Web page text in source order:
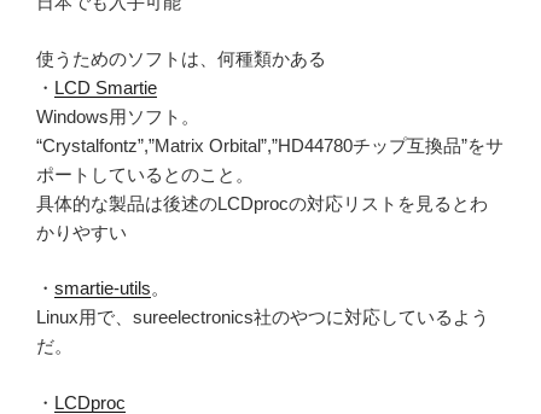
使うためのソフトは、何種類かある
・ LCD Smartie
Windows用ソフト。
“Crystalfontz”,”Matrix Orbital”,”HD44780チップ互換品”をサ
ポートしているとのこと。
具体的な製品は後述のLCDprocの対応リストを見るとわ
かりやすい
・ smartie-utils。
Linux用で、sureelectronics社のやつに対応しているよう
だ。
・ LCDproc